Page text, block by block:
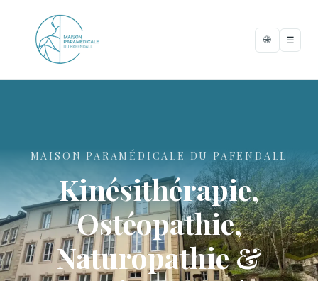
🌐 ☰
MAISON PARAMÉDICALE DU PAFENDALL
Kinésithérapie,
Ostéopathie,
Naturopathie &